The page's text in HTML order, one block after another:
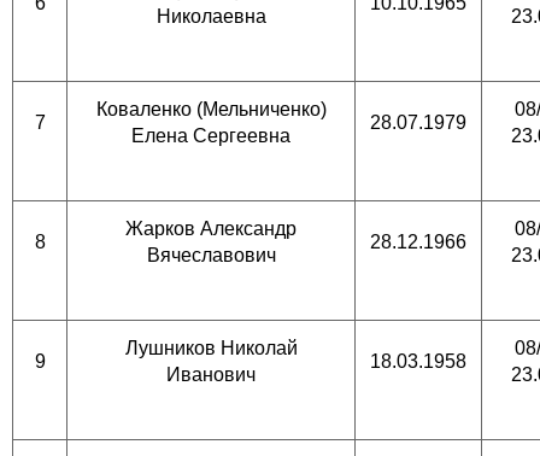
Николаевна
7
Коваленко (Мельниченко)
Елена Сергеевна
28.07.1979
8
Жарков Александр
Вячеславович
28.12.1966
9
Лушников Николай
Иванович
18.03.1958